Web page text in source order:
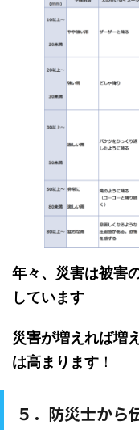
年々、災害は被害
しています
災害が増えれば増
は高まります ！
５．防災士から